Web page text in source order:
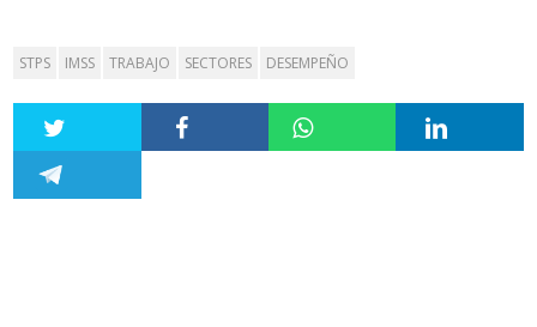
STPS IMSS TRABAJO SECTORES DESEMPEÑO